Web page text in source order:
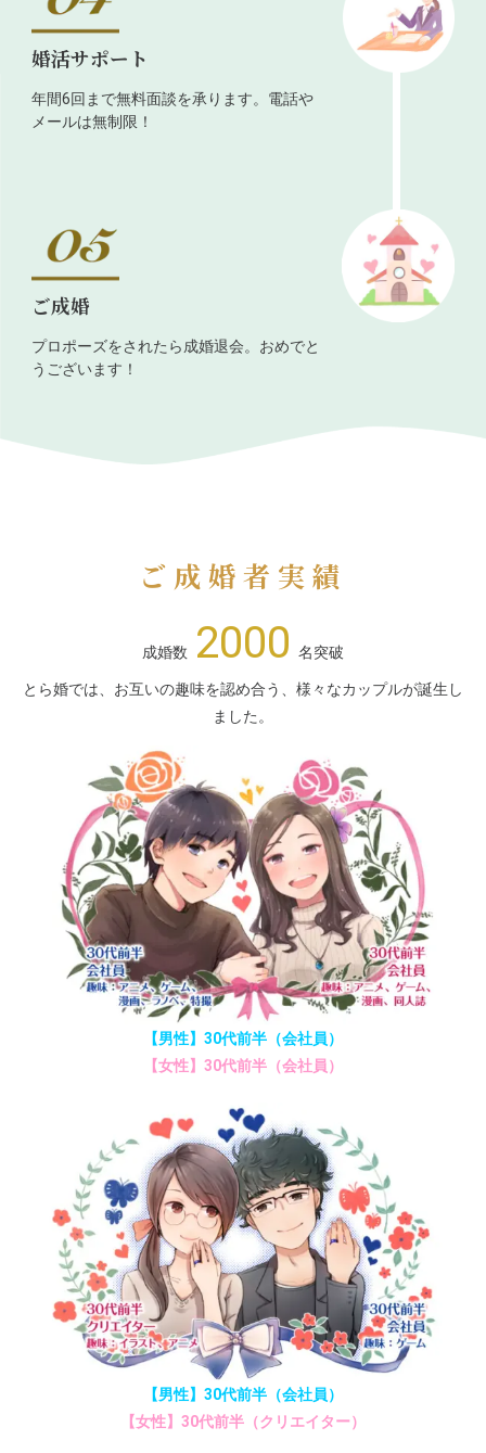
婚活サポート
年間6回まで無料面談を承ります。電話や
メールは無制限！
ご成婚
プロポーズをされたら成婚退会。おめでと
うございます！
ご成婚者実績
成婚数 2000 名突破
とら婚では、お互いの趣味を認め合う、様々なカップルが誕生し
ました。
【男性】30代前半（会社員）
【女性】30代前半（会社員）
【男性】30代前半（会社員）
【女性】30代前半（クリエイター）